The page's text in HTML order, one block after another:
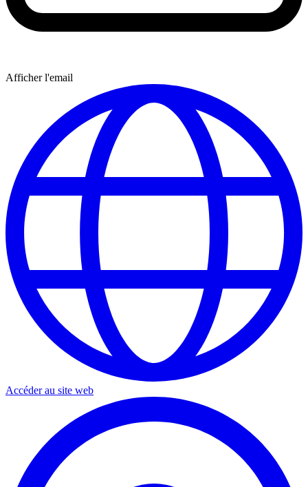
Afficher l'email
Accéder au site web